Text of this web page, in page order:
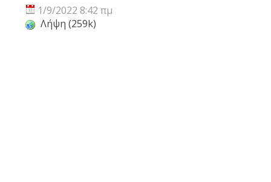
1/9/2022 8:42 πμ
Λήψη (259k)